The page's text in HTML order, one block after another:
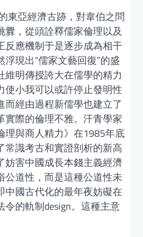
東亞經濟古跡，對韋伯之問
，從頭詮釋儒家倫理以及
反應機制于是逐步成為相干
現出“儒家文藝回復”的盛
明傳授誇大在儒學的精力
使小我可以或許停止發明性
經由過程新儒學也建立了
實際的倫理不雅。汗青學家
理與商人精力》在1985年底
常識考古和實證剖析的新高
妨害中國成長本錢主義經濟
公道性，而是這種公道性未
中國古代化的最年夜妨礙在
的軌制design。這種主意